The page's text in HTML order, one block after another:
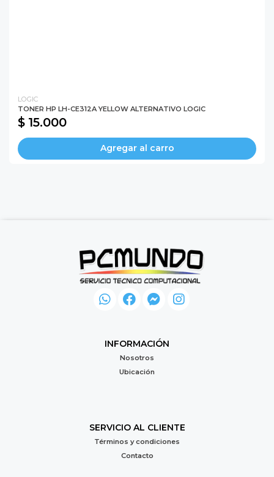
LOGIC
TONER HP LH-CE312A YELLOW ALTERNATIVO LOGIC
$ 15.000
Agregar al carro
INFORMACIÓN
Nosotros
Ubicación
SERVICIO AL CLIENTE
Términos y condiciones
Contacto